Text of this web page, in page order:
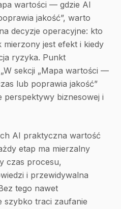
wartości — gdzie AI
jakość”, warto
decyzje operacyjne: kto
mierzony jest efekt i kiedy
ryzyka. Punkt
sekcji „Mapa wartości —
lub poprawia jakość”
perspektywy biznesowej i
AI praktyczna wartość
etap ma mierzalny
czas procesu,
i przewidywalna
tego nawet
szybko traci zaufanie